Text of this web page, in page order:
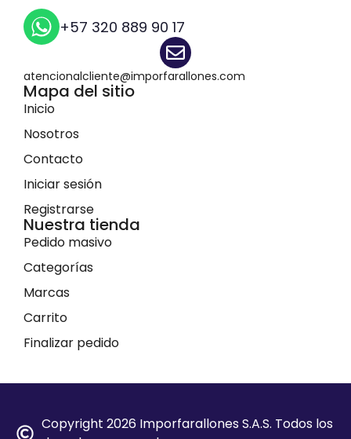
+57 320 889 90 17
atencionalcliente@imporfarallones.com
Mapa del sitio
Inicio
Nosotros
Contacto
Iniciar sesión
Registrarse
Nuestra tienda
Pedido masivo
Categorías
Marcas
Carrito
Finalizar pedido
Copyright 2026 Imporfarallones S.A.S. Todos los